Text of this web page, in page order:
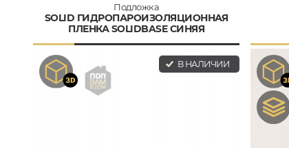
Подложка
SOLID ГИДРОПАРОИЗОЛЯЦИОННАЯ
ПЛЕНКА SOLIDBASE СИНЯЯ
В НАЛИЧИИ